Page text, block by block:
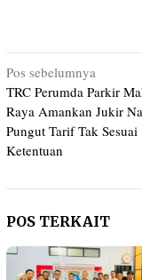
Navigasi
pos
Pos sebelumnya
TRC Perumda Parkir
Raya Amankan Jukir
Pungut Tarif Tak Sesuai
Ketentuan
POS TERKAIT